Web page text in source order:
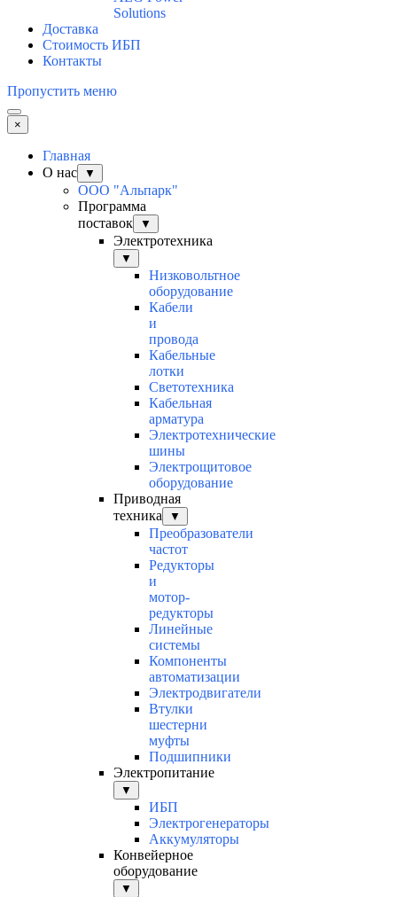
Solutions
Доставка
Стоимость ИБП
Контакты
Пропустить меню
×
Главная
О нас
▼
ООО "Альпарк"
Программа
поставок
▼
Электротехника
▼
Низковольтное
оборудование
Кабели
и
провода
Кабельные
лотки
Светотехника
Кабельная
арматура
Электротехнические
шины
Электрощитовое
оборудование
Приводная
техника
▼
Преобразователи
частот
Редукторы
и
мотор-
редукторы
Линейные
системы
Компоненты
автоматизации
Электродвигатели
Втулки
шестерни
муфты
Подшипники
Электропитание
▼
ИБП
Электрогенераторы
Аккумуляторы
Конвейерное
оборудование
▼